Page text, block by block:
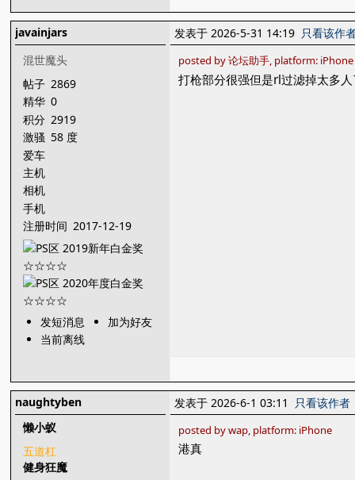
javainjars
混世魔头
帖子 2869
精华 0
积分 2919
激骚 58 度
爱车
主机
相机
手机
注册时间 2017-12-19
发短消息
加为好友
当前离线
发表于 2026-5-31 14:19 只看该作
posted by 论坛助手, platform: iPhone
打枪部分很强但是rl过滤掉太多
naughtyben
懒小蚁
五道杠
健身狂魔
发表于 2026-6-1 03:11 只看该作者
posted by wap, platform: iPhone
港真